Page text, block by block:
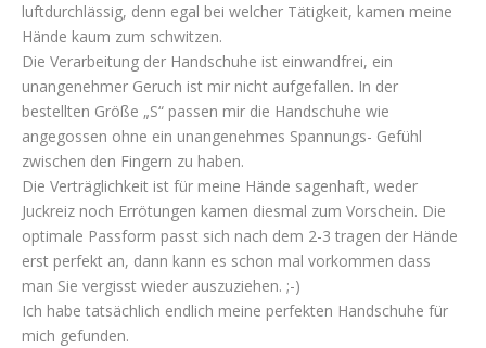
luftdurchlässig, denn egal bei welcher Tätigkeit, kamen meine
Hände kaum zum schwitzen.
Die Verarbeitung der Handschuhe ist einwandfrei, ein
unangenehmer Geruch ist mir nicht aufgefallen. In der
bestellten Größe „S“ passen mir die Handschuhe wie
angegossen ohne ein unangenehmes Spannungs- Gefühl
zwischen den Fingern zu haben.
Die Verträglichkeit ist für meine Hände sagenhaft, weder
Juckreiz noch Errötungen kamen diesmal zum Vorschein. Die
optimale Passform passt sich nach dem 2-3 tragen der Hände
erst perfekt an, dann kann es schon mal vorkommen dass
man Sie vergisst wieder auszuziehen. ;-)
Ich habe tatsächlich endlich meine perfekten Handschuhe für
mich gefunden.